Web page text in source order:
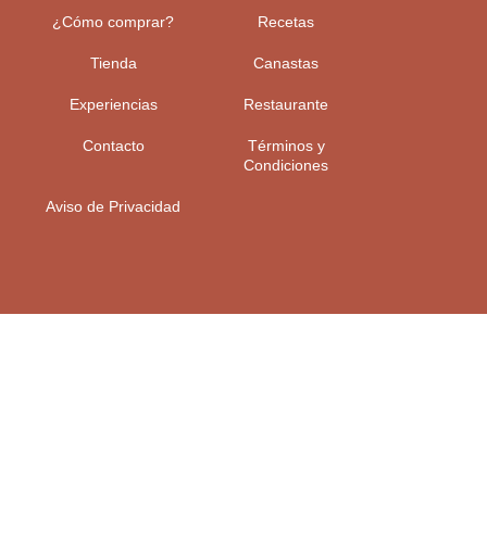
¿Cómo comprar? Recetas
Tienda Canastas
Experiencias Restaurante
Contacto
Términos y
Condiciones
Aviso de Privacidad